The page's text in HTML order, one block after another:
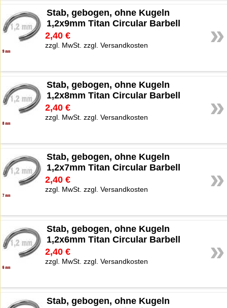
»
Stab, gebogen, ohne Kugeln
1,2x9mm Titan Circular Barbell
2,40 €
zzgl. MwSt. zzgl. Versandkosten
»
Stab, gebogen, ohne Kugeln
1,2x8mm Titan Circular Barbell
2,40 €
zzgl. MwSt. zzgl. Versandkosten
»
Stab, gebogen, ohne Kugeln
1,2x7mm Titan Circular Barbell
2,40 €
zzgl. MwSt. zzgl. Versandkosten
»
Stab, gebogen, ohne Kugeln
1,2x6mm Titan Circular Barbell
2,40 €
zzgl. MwSt. zzgl. Versandkosten
Stab, gebogen, ohne Kugeln